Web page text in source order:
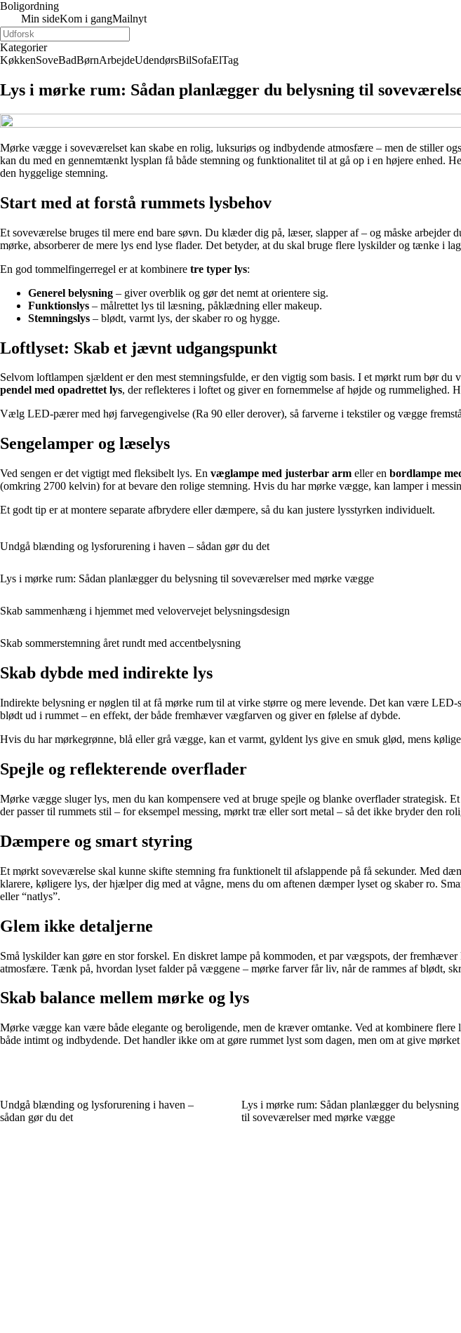
Boligordning
Min sideKom i gangMailnyt
Kategorier
KøkkenSoveBadBørnArbejdeUdendørsBilSofaElTag
Lys i mørke rum: Sådan planlægger du belysning til
Mørke vægge i soveværelset kan skabe en rolig, luksuriøs og indbydende atmosfære – men de stiller
kan du med en gennemtænkt lysplan få både stemning og funktionalitet til at gå op i en højere
den hyggelige stemning.
Start med at forstå rummets lysbehov
Et soveværelse bruges til mere end bare søvn. Du klæder dig på, læser, slapper af – og måske
mørke, absorberer de mere lys end lyse flader. Det betyder, at du skal bruge flere lyskilder og tænke i
En god tommelfingerregel er at kombinere tre typer lys:
Generel belysning – giver overblik og gør det nemt at orientere sig.
Funktionslys – målrettet lys til læsning, påklædning eller makeup.
Stemningslys – blødt, varmt lys, der skaber ro og hygge.
Loftlyset: Skab et jævnt udgangspunkt
Selvom loftlampen sjældent er den mest stemningsfulde, er den vigtig som basis. I et mørkt rum bør
pendel med opadrettet lys, der reflekteres i loftet og giver en fornemmelse af højde og rummelighed.
Vælg LED-pærer med høj farvegengivelse (Ra 90 eller derover), så farverne i tekstiler og vægge
Sengelamper og læselys
Ved sengen er det vigtigt med fleksibelt lys. En væglampe med justerbar arm eller en bordlampe
(omkring 2700 kelvin) for at bevare den rolige stemning. Hvis du har mørke vægge, kan lamper i
Et godt tip er at montere separate afbrydere eller dæmpere, så du kan justere lysstyrken individuelt.
Undgå blænding og lysforurening i haven – sådan gør du det
Lys i mørke rum: Sådan planlægger du belysning til soveværelser med mørke vægge
Skab sammenhæng i hjemmet med velovervejet belysningsdesign
Skab sommerstemning året rundt med accentbelysning
Skab dybde med indirekte lys
Indirekte belysning er nøglen til at få mørke rum til at virke større og mere levende. Det kan være
blødt ud i rummet – en effekt, der både fremhæver vægfarven og giver en følelse af dybde.
Hvis du har mørkegrønne, blå eller grå vægge, kan et varmt, gyldent lys give en smuk glød, mens
Spejle og reflekterende overflader
Mørke vægge sluger lys, men du kan kompensere ved at bruge spejle og blanke overflader
der passer til rummets stil – for eksempel messing, mørkt træ eller sort metal – så det ikke bryder den
Dæmpere og smart styring
Et mørkt soveværelse skal kunne skifte stemning fra funktionelt til afslappende på få sekunder. Med
klarere, køligere lys, der hjælper dig med at vågne, mens du om aftenen dæmper lyset og skaber ro.
eller “natlys”.
Glem ikke detaljerne
Små lyskilder kan gøre en stor forskel. En diskret lampe på kommoden, et par vægspots, der
atmosfære. Tænk på, hvordan lyset falder på væggene – mørke farver får liv, når de rammes af blødt,
Skab balance mellem mørke og lys
Mørke vægge kan være både elegante og beroligende, men de kræver omtanke. Ved at kombinere
både intimt og indbydende. Det handler ikke om at gøre rummet lyst som dagen, men om at give
Undgå blænding og lysforurening i haven –
sådan gør du det
Lys i mørke rum: Sådan planlægger du belysning
til soveværelser med mørke vægge